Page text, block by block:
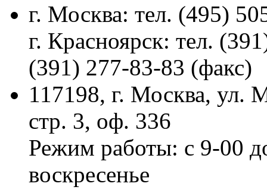
г. Москва: тел. (495)
г. Красноярск: тел.
(391) 277-83-83 (факс)
117198, г. Москва, ул.
стр. 3, оф. 336
Режим работы: с 9-00
воскресенье